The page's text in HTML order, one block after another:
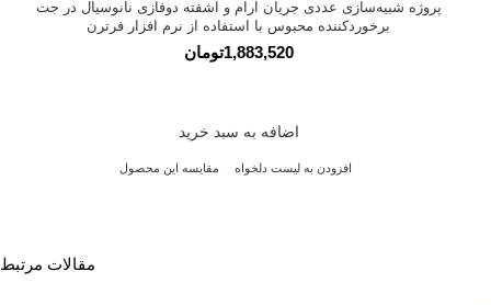
پروژه شبیه‌سازی عددی جریان آرام و آشفته دوفازی نانوسیال در جت
برخوردکننده محبوس با استفاده از نرم افزار فرترن
1,883,520تومان
اضافه به سبد خرید
افزودن به لیست دلخواه مقایسه این محصول
مقالات مرتبط